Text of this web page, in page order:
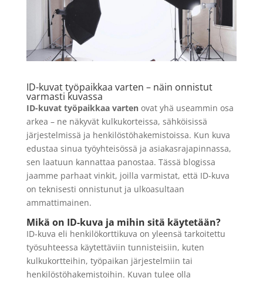
ID-kuvat työpaikkaa varten – näin onnistut
varmasti kuvassa
ID-kuvat työpaikkaa vartenovat yhä useammin osa
arkea – ne näkyvät kulkukorteissa, sähköisissä
järjestelmissä ja henkilöstöhakemistoissa. Kun kuva
edustaa sinua työyhteisössä ja asiakasrajapinnassa,
sen laatuun kannattaa panostaa. Tässä blogissa
jaamme parhaat vinkit, joilla varmistat, että ID-kuva
on teknisesti onnistunut ja ulkoasultaan
ammattimainen.
Mikä on ID-kuva ja mihin sitä käytetään?
ID-kuva eli henkilökorttikuva on yleensä tarkoitettu
työsuhteessa käytettäviin tunnisteisiin, kuten
kulkukortteihin, työpaikan järjestelmiin tai
henkilöstöhakemistoihin. Kuvan tulee olla